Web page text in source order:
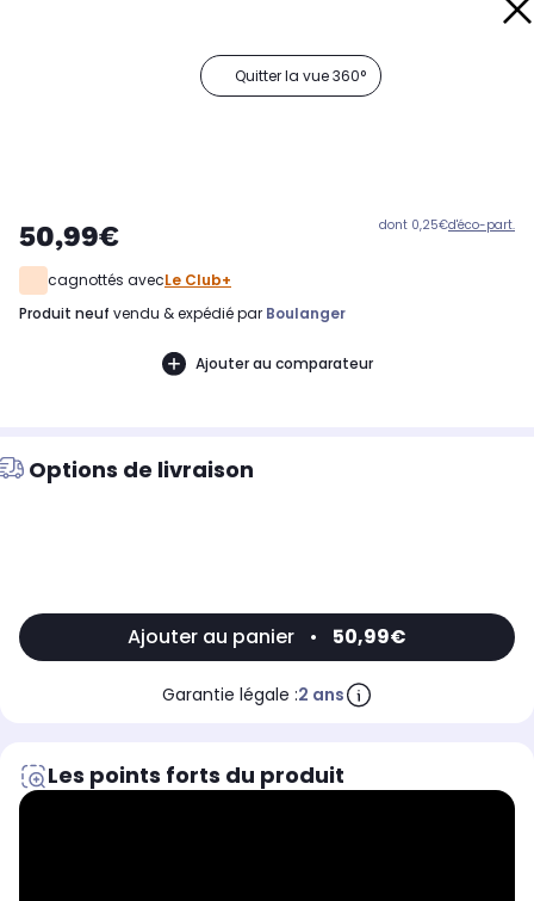
Quitter la vue 360°
50,99€ dont 0,25€d'éco-part.
cagnottés avecLe Club+
produit neuf vendu & expédié par Boulanger
Ajouter au comparateur
Options de livraison
Ajouter au panier • 50,99€
Garantie légale :2 ans
Les points forts du produit